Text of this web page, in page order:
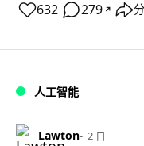
632 279 ↗
人工智能
Lawton 2 日